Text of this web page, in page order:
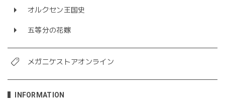
オルクセン王国史
五等分の花嫁
メガニケストアオンライン
INFORMATION